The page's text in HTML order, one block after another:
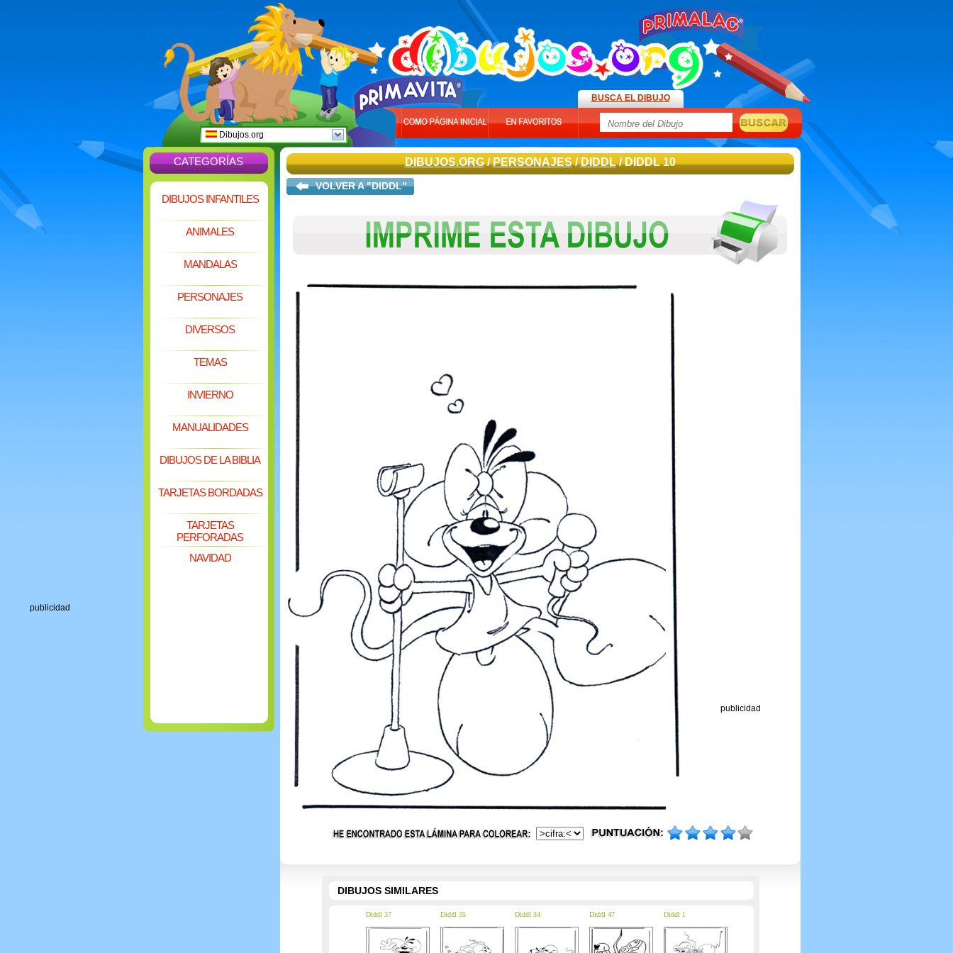
publicidad
Dibujos.org
BUSCA EL DIBUJO
CATEGORÍAS
DIBUJOS INFANTILES
ANIMALES
MANDALAS
PERSONAJES
DIVERSOS
TEMAS
INVIERNO
MANUALIDADES
DIBUJOS DE LA BIBLIA
TARJETAS BORDADAS
TARJETAS
PERFORADAS
NAVIDAD
DIBUJOS.ORG/PERSONAJES/DIDDL/ DIDDL 10
VOLVER A "DIDDL"
publicidad
DIBUJOS SIMILARES
Diddl 37 Diddl 35 Diddl 34 Diddl 47 Diddl 1